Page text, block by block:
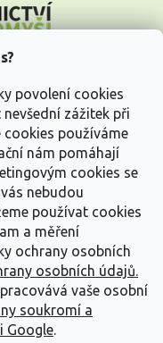
povolení cookies
zážitek při
cookies používáme
nám pomáhají
cookies se
nebudou
používat cookies
a měření
ochrany osobních
osobních údajů.
vaše osobní
soukromí a
Google.